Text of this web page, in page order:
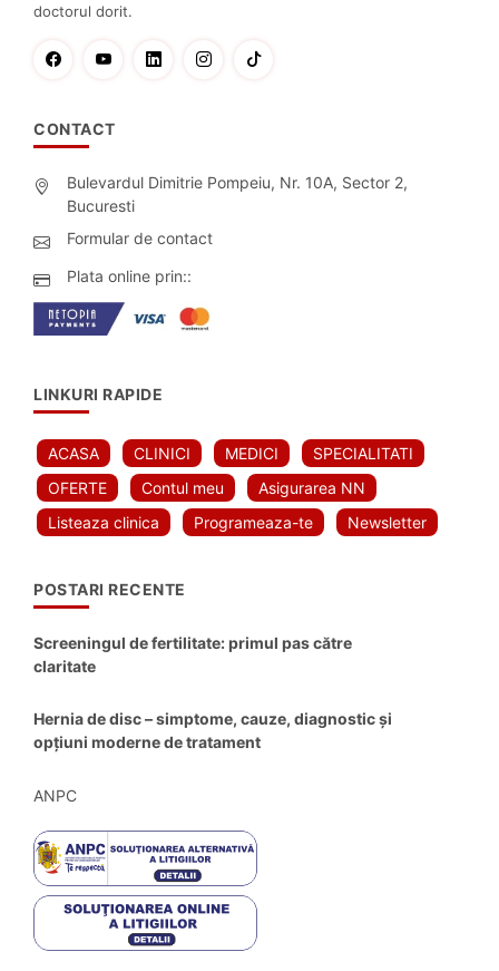
doctorul dorit.
CONTACT
Bulevardul Dimitrie Pompeiu, Nr. 10A, Sector 2,
Bucuresti
Formular de contact
Plata online prin::
LINKURI RAPIDE
ACASA CLINICI MEDICI
SPECIALITATI
OFERTE
Contul meu
Asigurarea NN
Listeaza clinica
Programeaza-te Newsletter
POSTARI RECENTE
Screeningul de fertilitate: primul pas către
claritate
Hernia de disc – simptome, cauze, diagnostic și
opțiuni moderne de tratament
ANPC